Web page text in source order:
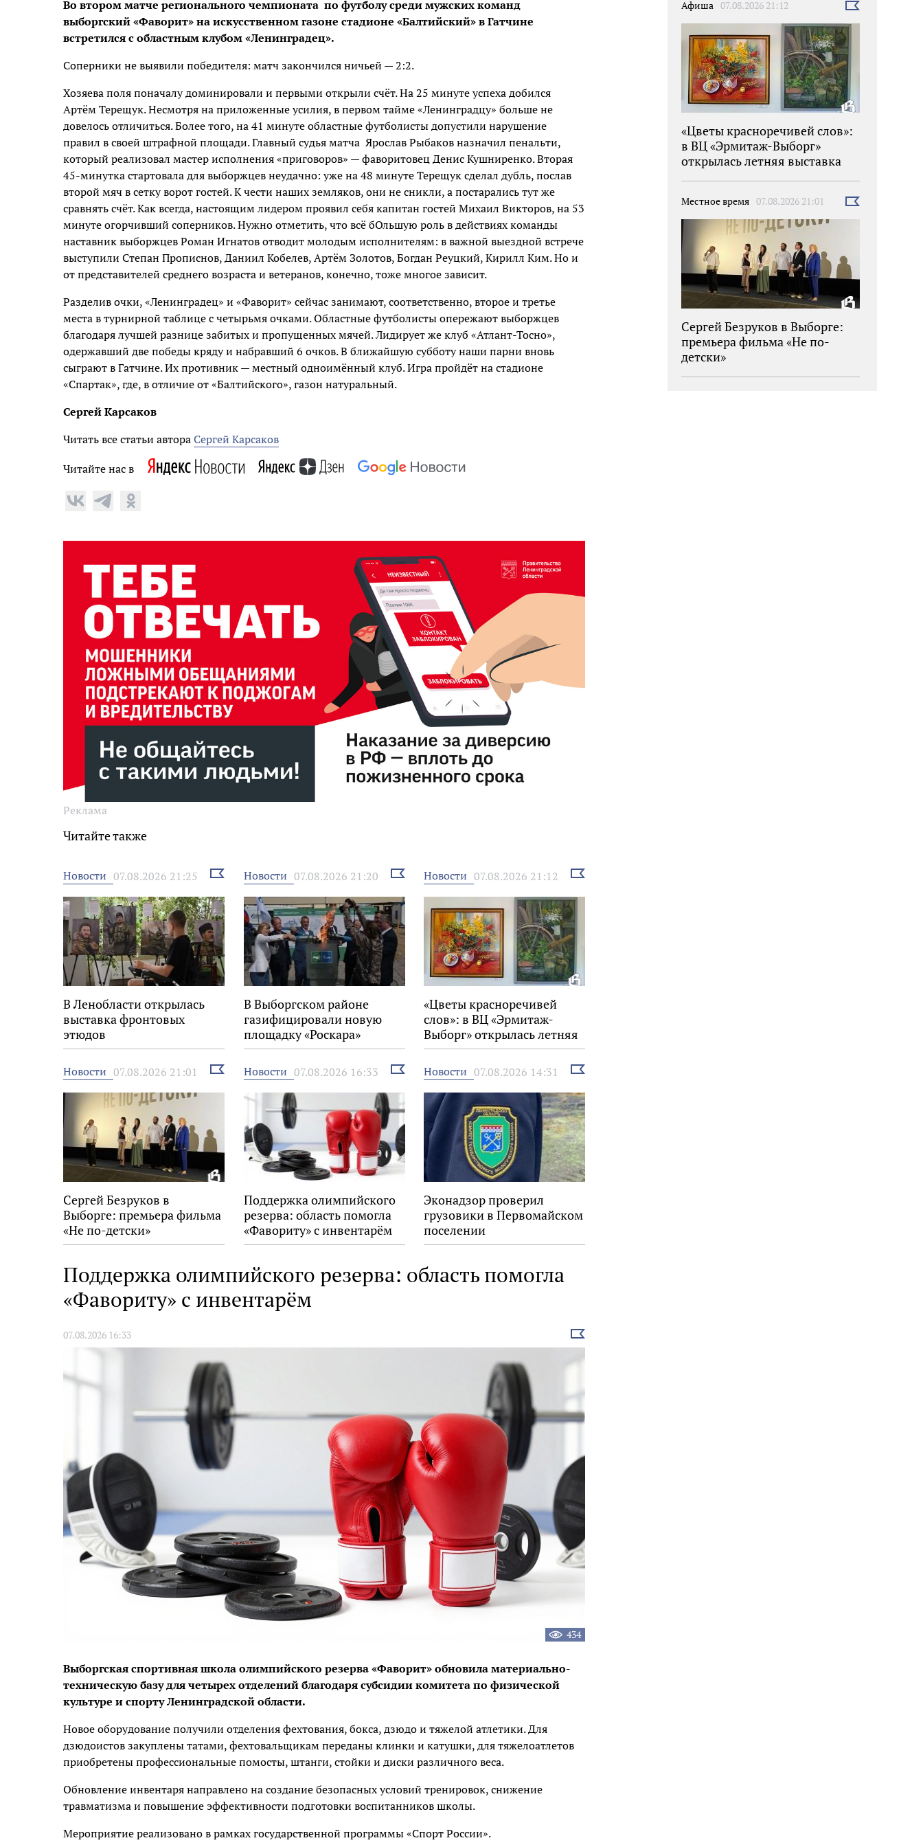
Во втором матче регионального чемпионата по футболу среди мужских команд
выборгский «Фаворит» на искусственном газоне стадионе «Балтийский» в Гатчине
встретился с областным клубом «Ленинградец».
Соперники не выявили победителя: матч закончился ничьей — 2:2.
Хозяева поля поначалу доминировали и первыми открыли счёт. На 25 минуте успеха добился
Артём Терещук. Несмотря на приложенные усилия, в первом тайме «Ленинградцу» больше не
довелось отличиться. Более того, на 41 минуте областные футболисты допустили нарушение
правил в своей штрафной площади. Главный судья матча Ярослав Рыбаков назначил пенальти,
который реализовал мастер исполнения «приговоров» — фаворитовец Денис Кушниренко. Вторая
45-минутка стартовала для выборжцев неудачно: уже на 48 минуте Терещук сделал дубль, послав
второй мяч в сетку ворот гостей. К чести наших земляков, они не сникли, а постарались тут же
сравнять счёт. Как всегда, настоящим лидером проявил себя капитан гостей Михаил Викторов, на 53
минуте огорчивший соперников. Нужно отметить, что всё бОльшую роль в действиях команды
наставник выборжцев Роман Игнатов отводит молодым исполнителям: в важной выездной встрече
выступили Степан Прописнов, Даниил Кобелев, Артём Золотов, Богдан Реуцкий, Кирилл Ким. Но и
от представителей среднего возраста и ветеранов, конечно, тоже многое зависит.
Разделив очки, «Ленинградец» и «Фаворит» сейчас занимают, соответственно, второе и третье
места в турнирной таблице с четырьмя очками. Областные футболисты опережают выборжцев
благодаря лучшей разнице забитых и пропущенных мячей. Лидирует же клуб «Атлант-Тосно»,
одержавший две победы кряду и набравший 6 очков. В ближайшую субботу наши парни вновь
сыграют в Гатчине. Их противник — местный одноимённый клуб. Игра пройдёт на стадионе
«Спартак», где, в отличие от «Балтийского», газон натуральный.
Сергей Карсаков
Читать все статьи автораСергей Карсаков
Читайте нас в
Реклама
Читайте также
Новости 07.08.2026 21:25
Выбрать
новость
В Ленобласти открылась
выставка фронтовых
этюдов
Новости 07.08.2026 21:20
Выбрать
новость
В Выборгском районе
газифицировали новую
площадку «Роскара»
Новости 07.08.2026 21:12
Выбрать
«Цветы красноречивей
слов»: в ВЦ «Эрмитаж-
Выборг» открылась летняя
выставка
Новости 07.08.2026 21:01
Выбрать
новость
Сергей Безруков в
Выборге: премьера фильма
«Не по-детски»
Новости 07.08.2026 16:33
Выбрать
новость
Поддержка олимпийского
резерва: область помогла
«Фавориту» с инвентарём
Новости 07.08.2026 14:31
Выбрать
Эконадзор проверил
грузовики в Первомайском
поселении
Поддержка олимпийского резерва: область помогла
«Фавориту» с инвентарём
07.08.2026 16:33
Выбрать
новость
434
Выборгская спортивная школа олимпийского резерва «Фаворит» обновила материально-
техническую базу для четырех отделений благодаря субсидии комитета по физической
культуре и спорту Ленинградской области.
Новое оборудование получили отделения фехтования, бокса, дзюдо и тяжелой атлетики. Для
дзюдоистов закуплены татами, фехтовальщикам переданы клинки и катушки, для тяжелоатлетов
приобретены профессиональные помосты, штанги, стойки и диски различного веса.
Обновление инвентаря направлено на создание безопасных условий тренировок, снижение
травматизма и повышение эффективности подготовки воспитанников школы.
Мероприятие реализовано в рамках государственной программы «Спорт России».
Афиша 07.08.2026 21:12
Выбрать
«Цветы красноречивей слов»:
в ВЦ «Эрмитаж-Выборг»
открылась летняя выставка
Местное время 07.08.2026 21:01
Выбрать
Сергей Безруков в Выборге:
премьера фильма «Не по-
детски»